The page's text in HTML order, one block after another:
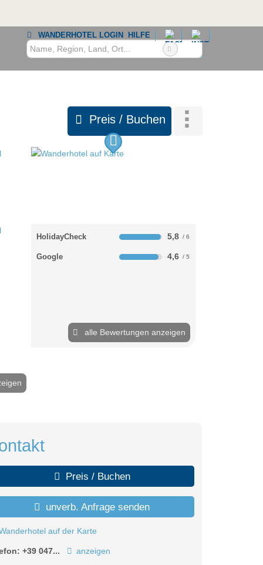
WANDERHOTEL LOGIN HILFE
Preis / Buchen
HolidayCheck 5,8
Google 4,6
alle Bewertungen anzeigen
Preis / Buchen
unverb. Anfrage senden
auf der Karte
+39 047... anzeigen